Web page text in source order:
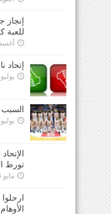
للعبة
أغسطس
إتحاد
يوليو 25, 2022
يوليو 24, 2022
تورط
مايو 6, 2022